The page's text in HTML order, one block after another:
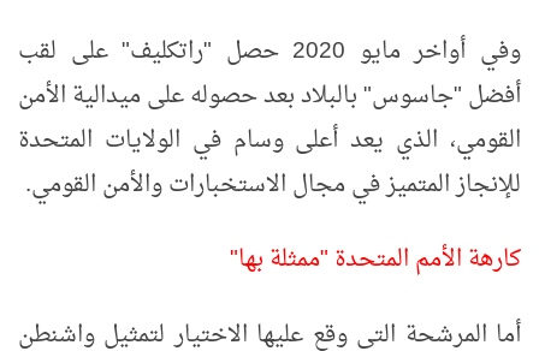
وفي أواخر مايو 2020 حصل "راتكليف" على لقب
أفضل "جاسوس" بالبلاد بعد حصوله على ميدالية الأمن
القومي، الذي يعد أعلى وسام في الولايات المتحدة
للإنجاز المتميز في مجال الاستخبارات والأمن القومي.
كارهة الأمم المتحدة "ممثلة بها"
أما المرشحة التي وقع عليها الاختيار لتمثيل واشنطن